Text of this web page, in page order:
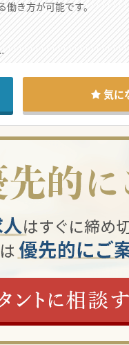
働き方が可能です。
の切り替えがはっきりし
気に